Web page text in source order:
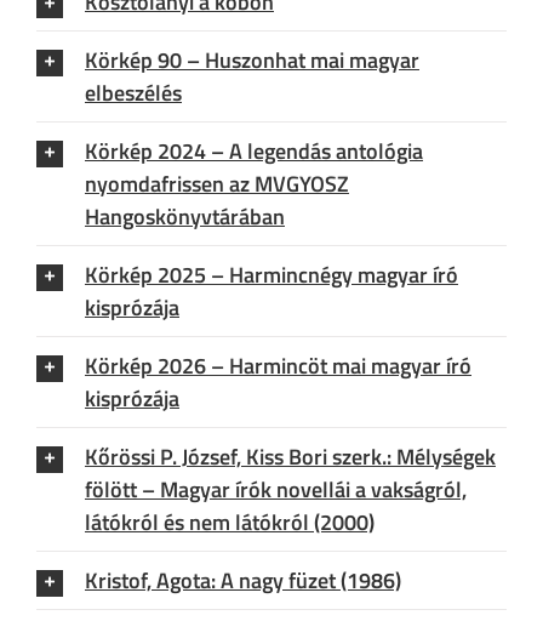
Körkép 90 – Huszonhat mai magyar
elbeszélés
Körkép 2024 – A legendás antológia
nyomdafrissen az MVGYOSZ
Hangoskönyvtárában
Körkép 2025 – Harmincnégy magyar író
kisprózája
Körkép 2026 – Harmincöt mai magyar író
kisprózája
Kőrössi P. József, Kiss Bori szerk.: Mélységek
fölött – Magyar írók novellái a vakságról,
látókról és nem látókról (2000)
Kristof, Agota: A nagy füzet (1986)